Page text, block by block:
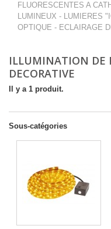
FLUORESCENTES A
LUMINEUX - LUMIERES
OPTIQUE - ECLAIRAGE
ILLUMINATION DE
DECORATIVE
Il y a 1 produit.
Sous-catégories